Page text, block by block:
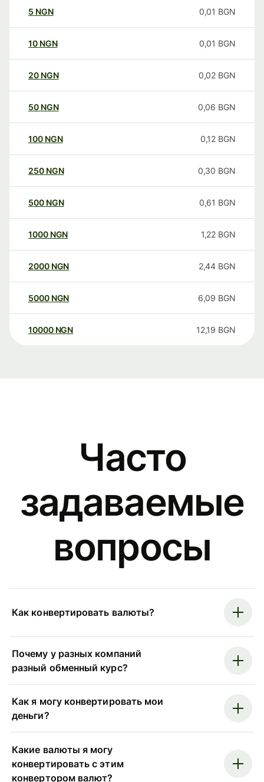
5 NGN 0,01 BGN
10 NGN 0,01 BGN
20 NGN 0,02 BGN
50 NGN 0,06 BGN
100 NGN 0,12 BGN
250 NGN 0,30 BGN
500 NGN 0,61 BGN
1000 NGN 1,22 BGN
2000 NGN 2,44 BGN
5000 NGN 6,09 BGN
10000 NGN 12,19 BGN
Часто
задаваемые
вопросы
Как конвертировать валюты?
Почему у разных компаний
разный обменный курс?
Как я могу конвертировать мои
деньги?
Какие валюты я могу
конвертировать с этим
конвертором валют?